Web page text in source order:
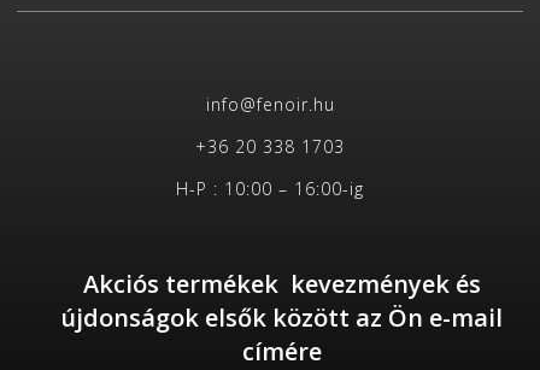
info@fenoir.hu
+36 20 338 1703
H-P : 10:00 – 16:00-ig
Akciós termékek kevezmények és
újdonságok elsők között az Ön e-mail
címére